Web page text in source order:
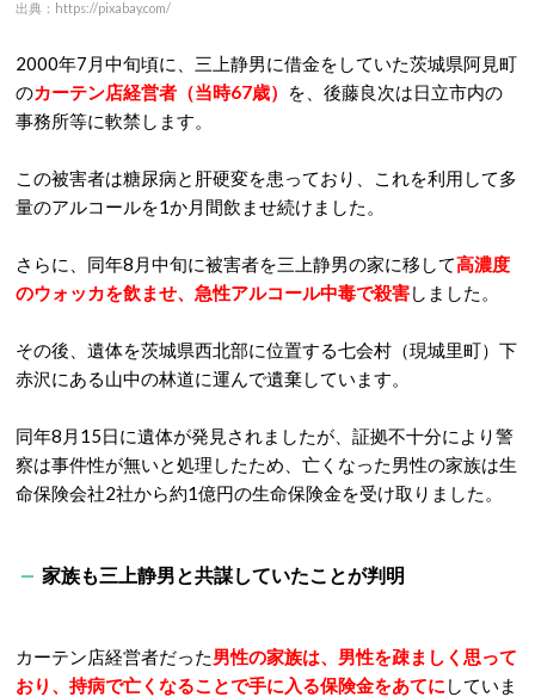
出典：https://pixabay.com/
2000年7月中旬頃に、三上静男に借金をしていた茨城県阿見町
のカーテン店経営者（当時67歳）
を、後藤良次は日立市内の
事務所等に軟禁します。
この被害者は糖尿病と肝硬変を患っており、これを利用して多
量のアルコールを1か月間飲ませ続けました。
さらに、同年8月中旬に被害者を三上静男の家に移して高濃度
のウォッカを飲ませ、急性アルコール中毒で殺害しました。
その後、遺体を茨城県西北部に位置する七会村（現城里町）下
赤沢にある山中の林道に運んで遺棄しています。
同年8月15日に遺体が発見されましたが、 証拠不十分により警
察は事件性が無いと処理したため、亡くなった男性の家族は生
命保険会社2社から約1億円の生命保険金を受け取りました。
家族も三上静男と共謀していたことが判明
カーテン店経営者だった男性の家族は、男性を疎ましく思って
おり、持病で亡くなることで手に入る保険金をあてに していま